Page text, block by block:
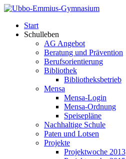
Start
Schulleben
AG Angebot
Beratung und Prävention
Berufsorientierung
Bibliothek
Bibliotheksbetrieb
Mensa
Mensa-Login
Mensa-Ordnung
Speisepläne
Nachhaltige Schule
Paten und Lotsen
Projekte
Projektwoche 2013